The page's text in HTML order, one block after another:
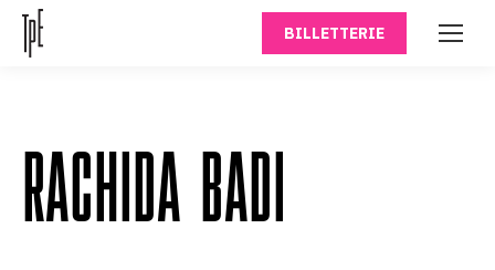
BILLETTERIE
RACHIDA BADI